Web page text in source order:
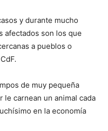
y durante mucho
afectados son los que
a pueblos o
de muy pequeña
carnean un animal cada
en la economía